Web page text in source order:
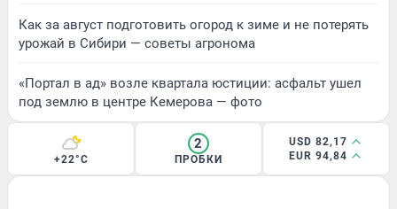
Как за август подготовить огород к зиме и не потерять
урожай в Сибири — советы агронома
«Портал в ад» возле квартала юстиции: асфальт ушел
под землю в центре Кемерова — фото
+22°C
2
ПРОБКИ
USD 82,17
EUR 94,84